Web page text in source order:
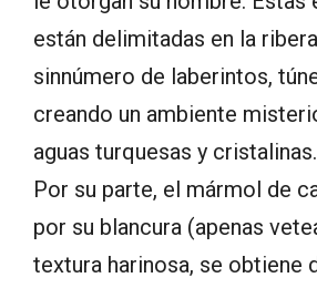
están delimitadas en la
sinnúmero de laberintos,
creando un ambiente
aguas turquesas y cristalinas.
Por su parte, el mármol de
por su blancura (apenas
textura harinosa, se obtiene